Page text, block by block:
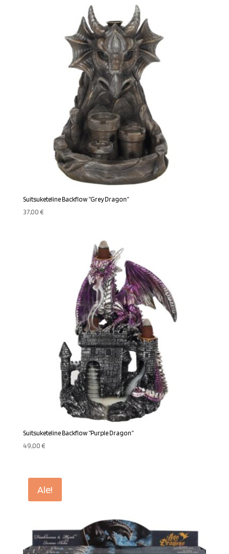
Suitsuketeline Backflow ”Grey Dragon”
37,00€
Suitsuketeline Backflow ”Purple Dragon”
49,00€
Ale!